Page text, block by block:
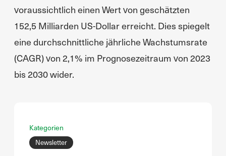
voraussichtlich einen Wert von geschätzten
152,5 Milliarden US-Dollar erreicht. Dies spiegelt
eine durchschnittliche jährliche Wachstumsrate
(CAGR) von 2,1% im Prognosezeitraum von 2023
bis 2030 wider.
Kategorien
Newsletter